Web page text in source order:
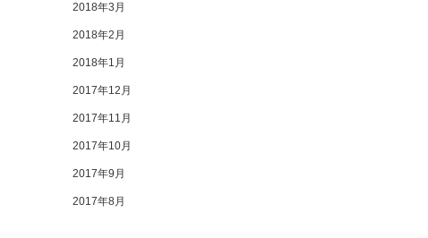
2018年3月
2018年2月
2018年1月
2017年12月
2017年11月
2017年10月
2017年9月
2017年8月